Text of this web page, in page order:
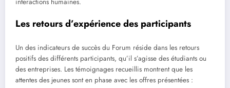
Les retours d’expérience des participants
Un des indicateurs de succès du Forum réside dans les retours
positifs des différents participants, qu’il s’agisse des étudiants ou
des entreprises. Les témoignages recueillis montrent que les
attentes des jeunes sont en phase avec les offres présentées :